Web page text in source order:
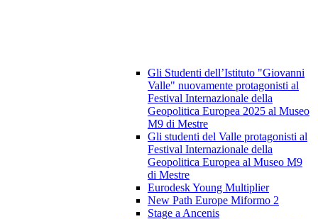
Gli Studenti dell’Istituto "Giovanni
Valle" nuovamente protagonisti al
Festival Internazionale della
Geopolitica Europea 2025 al Museo
M9 di Mestre
Gli studenti del Valle protagonisti al
Festival Internazionale della
Geopolitica Europea al Museo M9
di Mestre
Eurodesk Young Multiplier
New Path Europe Miformo 2
Stage a Ancenis